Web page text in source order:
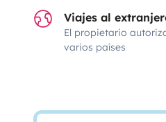
Viajes al
El propietario
varios países